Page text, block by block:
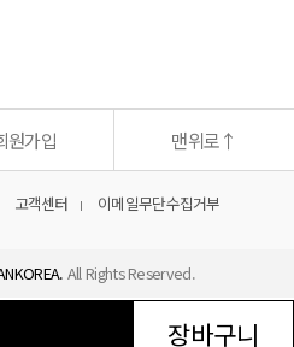
원가입 맨위로↑
고객센터 이메일무단수집거부
All Rights Reserved.